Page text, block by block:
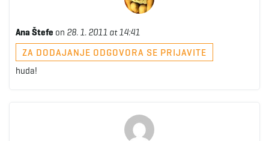
Ana Štefe on 28. 1. 2011 at 14:41
ZA DODAJANJE ODGOVORA SE PRIJAVITE
huda!